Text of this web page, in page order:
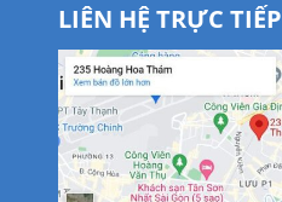
LIÊN HỆ TRỰC TIẾP